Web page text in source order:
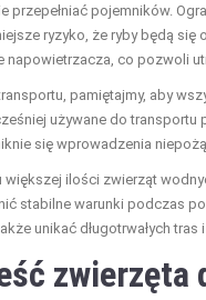
przepełniać pojemników.
ryzyko, że ryby będą się
napowietrzacza, co pozwoli
pamiętajmy, aby
używane do
się wprowadzenia
ilości zwierząt
stabilne warunki podczas
unikać długotrwałych
zwierzęta